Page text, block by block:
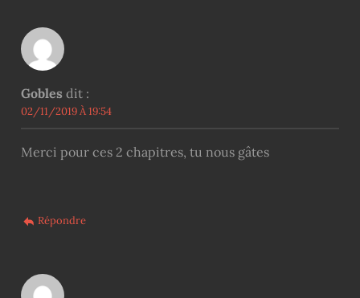
Gobles dit :
02/11/2019 À 19:54
Merci pour ces 2 chapitres, tu nous gâtes
Répondre